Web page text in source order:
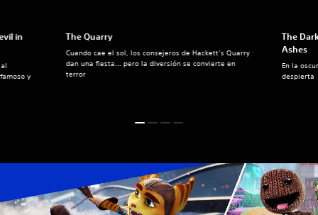
The Quarry
Cuando cae el sol, los consejeros de Hackett’s Quarry
dan una fiesta... pero la diversión se convierte en
terror
The
Ashes
En la
despierta
in
y